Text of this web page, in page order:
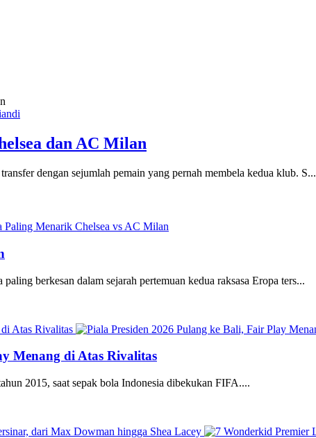
dan AC Milan
dengan sejumlah pemain yang pernah membela kedua klub. S...
berkesan dalam sejarah pertemuan kedua raksasa Eropa ters...
Menang di Atas Rivalitas
2015, saat sepak bola Indonesia dibekukan FIFA....